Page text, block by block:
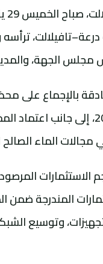
مجلس الجهة،
وتوسيع